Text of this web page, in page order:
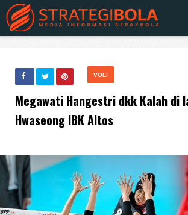
VOLI
Megawati Hangestri dkk Kalah di
Hwaseong IBK Altos